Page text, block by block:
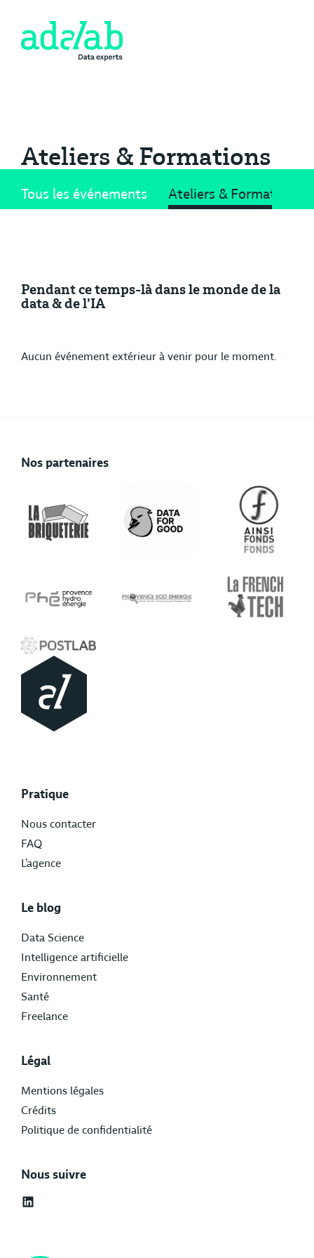
Ateliers & Formations
Tous les événements Ateliers & Formations
Pendant ce temps-là dans le monde de la
data & de l’IA
Aucun événement extérieur à venir pour le moment.
Nos partenaires
Pratique
Nous contacter
FAQ
L’agence
Le blog
Data Science
Intelligence artificielle
Environnement
Santé
Freelance
Légal
Mentions légales
Crédits
Politique de confidentialité
Nous suivre